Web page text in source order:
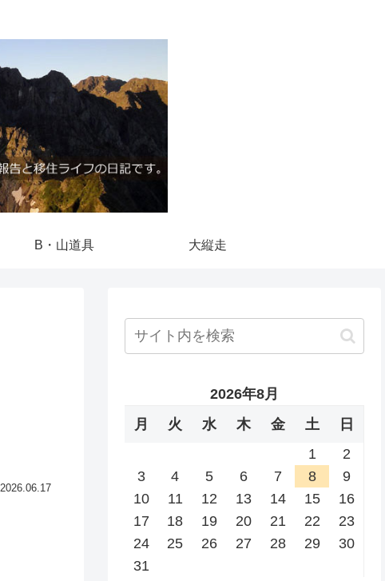
B・山道具 大縦走
2026.06.17
2026年8月
月
火 水 木 金 土
日
1
2
3
4 5 6 7 8
9
10
11 12 13 14 15
16
17
18 19 20 21 22
23
24
25 26 27 28 29
30
31